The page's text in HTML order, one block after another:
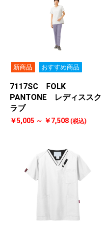
新商品 おすすめ商品
7117SC FOLK
PANTONE レディススク
ラブ
￥5,005 ～ ￥7,508 (税込)